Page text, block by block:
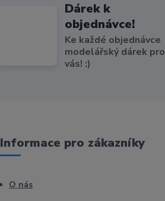
Dárek k
objednávce!
Ke každé objednávce
modelářský dárek pro
vás! :)
Informace pro zákazníky
O nás